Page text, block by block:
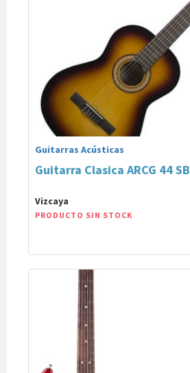
Guitarras Acústicas
Guitarra Clasica ARCG 44 SB
Vizcaya
PRODUCTO SIN STOCK